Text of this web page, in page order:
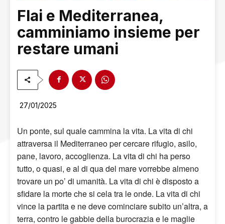
Flai e Mediterranea,
camminiamo insieme per
restare umani
27/01/2025
Un ponte, sul quale cammina la vita. La vita di chi
attraversa il Mediterraneo per cercare rifugio, asilo,
pane, lavoro, accoglienza. La vita di chi ha perso
tutto, o quasi, e al di qua del mare vorrebbe almeno
trovare un po’ di umanità. La vita di chi è disposto a
sfidare la morte che si cela tra le onde. La vita di chi
vince la partita e ne deve cominciare subito un’altra, a
terra, contro le gabbie della burocrazia e le maglie